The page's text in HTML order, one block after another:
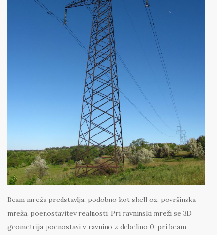
Beam mreža predstavlja, podobno kot shell oz. površinska
mreža, poenostavitev realnosti. Pri ravninski mreži se 3D
geometrija poenostavi v ravnino z debelino 0, pri beam